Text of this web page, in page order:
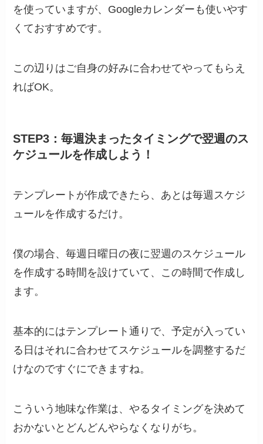
を使っていますが、Googleカレンダーも使いやす
くておすすめです。
この辺りはご自身の好みに合わせてやってもらえ
ればOK。
STEP3：毎週決まったタイミングで翌週のス
ケジュールを作成しよう！
テンプレートが作成できたら、あとは毎週スケジ
ュールを作成するだけ。
僕の場合、毎週日曜日の夜に翌週のスケジュール
を作成する時間を設けていて、この時間で作成し
ます。
基本的にはテンプレート通りで、予定が入ってい
る日はそれに合わせてスケジュールを調整するだ
けなのですぐにできますね。
こういう地味な作業は、やるタイミングを決めて
おかないとどんどんやらなくなりがち。